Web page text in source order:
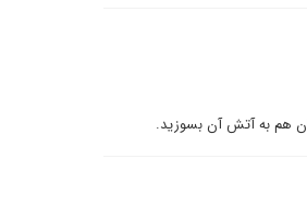
هم به آتش آن بسوزید.